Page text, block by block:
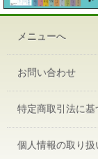
メニューへ
お問い合わせ
特定商取引法に基
個人情報の取り扱